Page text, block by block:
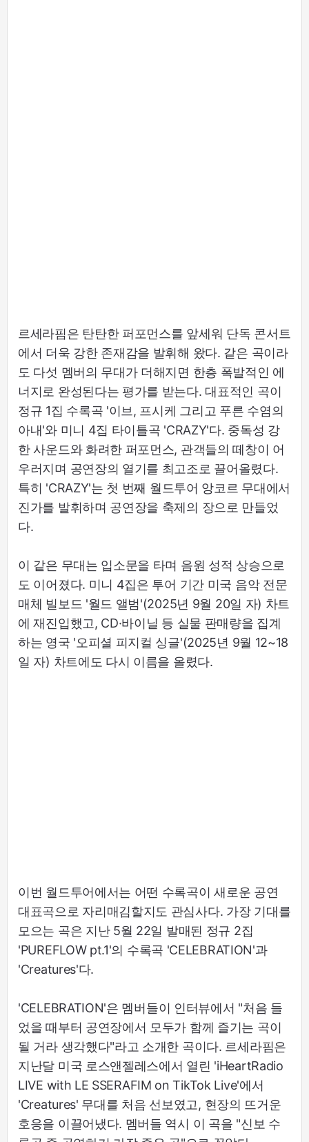
르세라핌은 탄탄한 퍼포먼스를 앞세워 단독 콘서트
에서 더욱 강한 존재감을 발휘해 왔다. 같은 곡이라
도 다섯 멤버의 무대가 더해지면 한층 폭발적인 에
너지로 완성된다는 평가를 받는다. 대표적인 곡이
정규 1집 수록곡 '이브, 프시케 그리고 푸른 수염의
아내'와 미니 4집 타이틀곡 'CRAZY'다. 중독성 강
한 사운드와 화려한 퍼포먼스, 관객들의 떼창이 어
우러지며 공연장의 열기를 최고조로 끌어올렸다.
특히 'CRAZY'는 첫 번째 월드투어 앙코르 무대에서
진가를 발휘하며 공연장을 축제의 장으로 만들었
다.
이 같은 무대는 입소문을 타며 음원 성적 상승으로
도 이어졌다. 미니 4집은 투어 기간 미국 음악 전문
매체 빌보드 '월드 앨범'(2025년 9월 20일 자) 차트
에 재진입했고, CD·바이닐 등 실물 판매량을 집계
하는 영국 '오피셜 피지컬 싱글'(2025년 9월 12~18
일 자) 차트에도 다시 이름을 올렸다.
이번 월드투어에서는 어떤 수록곡이 새로운 공연
대표곡으로 자리매김할지도 관심사다. 가장 기대를
모으는 곡은 지난 5월 22일 발매된 정규 2집
'PUREFLOW pt.1'의 수록곡 'CELEBRATION'과
'Creatures'다.
'CELEBRATION'은 멤버들이 인터뷰에서 "처음 들
었을 때부터 공연장에서 모두가 함께 즐기는 곡이
될 거라 생각했다"라고 소개한 곡이다. 르세라핌은
지난달 미국 로스앤젤레스에서 열린 'iHeartRadio
LIVE with LE SSERAFIM on TikTok Live'에서
'Creatures' 무대를 처음 선보였고, 현장의 뜨거운
호응을 이끌어냈다. 멤버들 역시 이 곡을 "신보 수